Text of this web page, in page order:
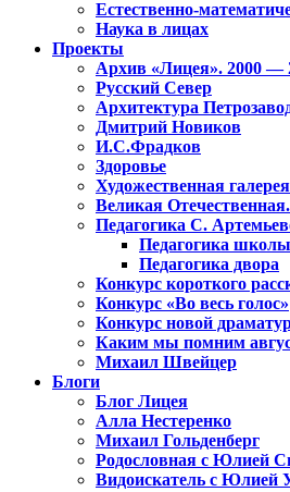
Естественно-
Наука в лицах
Проекты
Архив «Лицея». 2000 —
Русский Север
Архитектура
Дмитрий Новиков
И.С.Фрадков
Здоровье
Художественная
Великая
Педагогика С.
Педагогика школы
Педагогика двора
Конкурс короткого
Конкурс «Во весь голос»
Конкурс новой
Каким мы помним
Михаил Швейцер
Блоги
Блог Лицея
Алла Нестеренко
Михаил Гольденберг
Родословная с Юлией
Видоискатель с Юлией